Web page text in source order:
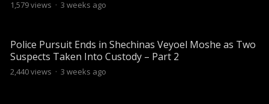
1,579views · 3 weeks ago
Police Pursuit Ends in Shechinas Veyoel Moshe as Two
Suspects Taken Into Custody – Part 2
2,440views · 3 weeks ago